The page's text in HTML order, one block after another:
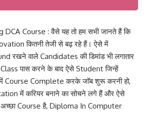
Course : वैसे यह तो हम सभी जानते हैं कि
कितनी तेजी से बढ़ रहे हैं। ऐसे में
रखने वाले Candidates की डिमांड भी लगातार
Class पास करने के बाद ऐसे Student जिन्हें
Complete करके जॉब शुरू करनी हो,
में करियर बनाने का सोचने लगे हैं और ऐसे
Course है, Diploma In Computer